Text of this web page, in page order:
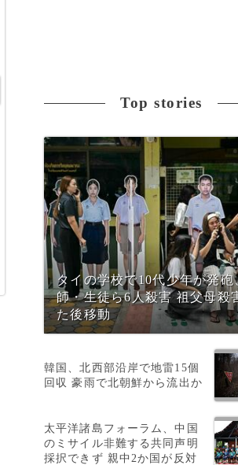
Top stories
タイの学校で10代少年が発砲
師・生徒ら6人殺害 祖父母殺
た後移動
韓国、北西部沿岸で地雷15個
回収 豪雨で北朝鮮から流出か
太平洋諸島フォーラム、中国
のミサイル非難する共同声明
採択できず 親中2か国が反対